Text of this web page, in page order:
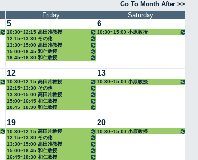
Go To Month After >>
Friday Saturday
5
10:30~12:15 高田准教授
12:15~13:30 その他
13:30~15:00 高田准教授
15:00~16:45 和仁教授
16:45~18:30 和仁教授
6
10:30~15:00 小原教授
12
10:30~12:15 高田准教授
12:15~13:30 その他
13:30~15:00 高田准教授
15:00~16:45 和仁教授
16:45~18:30 和仁教授
13
10:30~15:00 小原教授
19
10:30~12:15 高田准教授
12:15~13:30 その他
13:30~15:00 高田准教授
15:00~16:45 和仁教授
16:45~18:30 和仁教授
20
10:30~15:00 小原教授